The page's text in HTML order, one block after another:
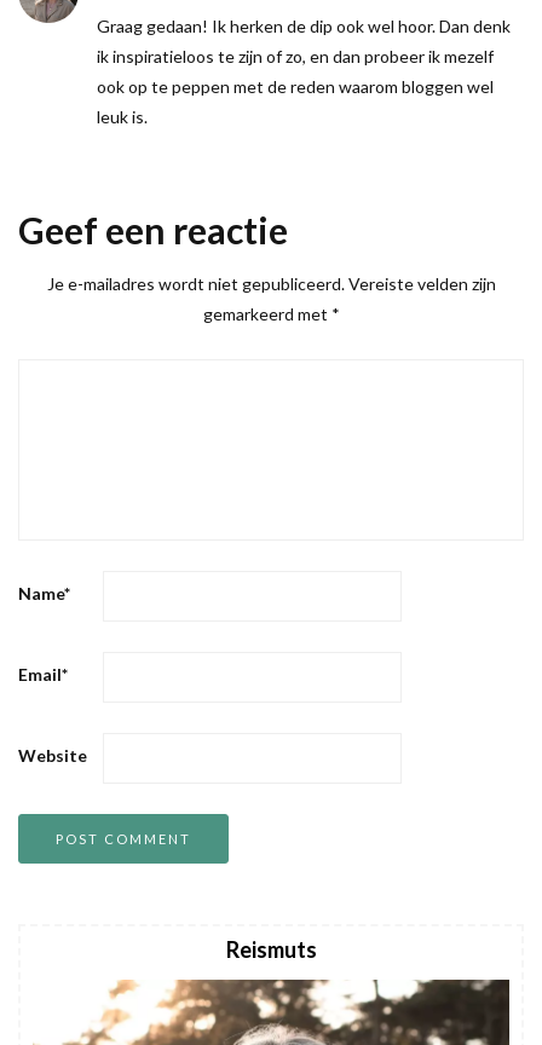
Graag gedaan! Ik herken de dip ook wel hoor. Dan denk
ik inspiratieloos te zijn of zo, en dan probeer ik mezelf
ook op te peppen met de reden waarom bloggen wel
leuk is.
Geef een reactie
Je e-mailadres wordt niet gepubliceerd. Vereiste velden zijn
gemarkeerd met *
Name*
Email*
Website
Reismuts